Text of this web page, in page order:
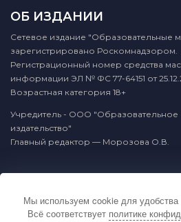
По вопросам связанным с
материалов на сайте издательства и
ОБ ИЗДАНИИ
Сетевое издание "Образовательные
зарегистрировано Роскомнадзором.
Регистрационный номер средства
информации ЭЛ № ФС 77-64151 от
Возрастная категория 18+
Учредитель - ООО "Образовательное
издательство"
Главный редактор — Морозова О.В.
Мы используем cookie для удобства
Всё соответствует политике